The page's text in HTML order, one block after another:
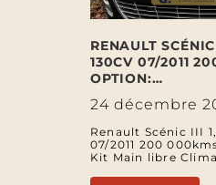
RENAULT
130CV 07/2011
OPTION:…
24 décembre
Renault Scénic III
07/2011 200
Kit Main libre